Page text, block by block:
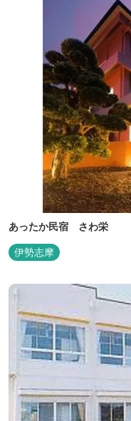
あったか民宿 さわ栄
伊勢志摩